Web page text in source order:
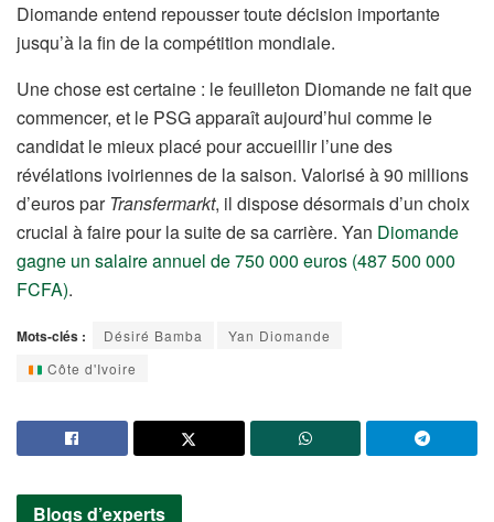
Diomande entend repousser toute décision importante
jusqu’à la fin de la compétition mondiale.
Une chose est certaine : le feuilleton Diomande ne fait que
commencer, et le PSG apparaît aujourd’hui comme le
candidat le mieux placé pour accueillir l’une des
révélations ivoiriennes de la saison. Valorisé à 90 millions
d’euros par Transfermarkt, il dispose désormais d’un choix
crucial à faire pour la suite de sa carrière. Yan Diomande
gagne un salaire annuel de 750 000 euros (487 500 000
FCFA).
Mots-clés : Désiré Bamba
Yan Diomande
Côte d'Ivoire
Blogs d’experts